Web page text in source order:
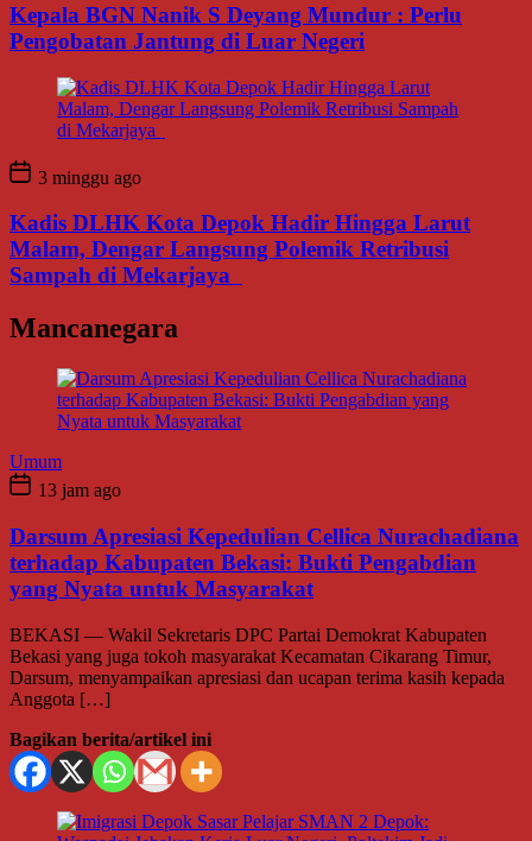
Kepala BGN Nanik S Deyang Mundur : Perlu
Pengobatan Jantung di Luar Negeri
3 minggu ago
Kadis DLHK Kota Depok Hadir Hingga Larut
Malam, Dengar Langsung Polemik Retribusi
Sampah di Mekarjaya
Mancanegara
Umum
13 jam ago
Darsum Apresiasi Kepedulian Cellica Nurachadiana
terhadap Kabupaten Bekasi: Bukti Pengabdian
yang Nyata untuk Masyarakat
BEKASI — Wakil Sekretaris DPC Partai Demokrat Kabupaten
Bekasi yang juga tokoh masyarakat Kecamatan Cikarang Timur,
Darsum, menyampaikan apresiasi dan ucapan terima kasih kepada
Anggota […]
Bagikan berita/artikel ini